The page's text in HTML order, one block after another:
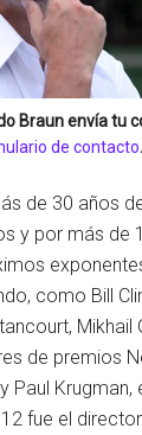
Braunenvía tu
de contacto.
de 30 años
y por más de
como Bill
Mikhail
de premios
Paul Krugman,
fue el